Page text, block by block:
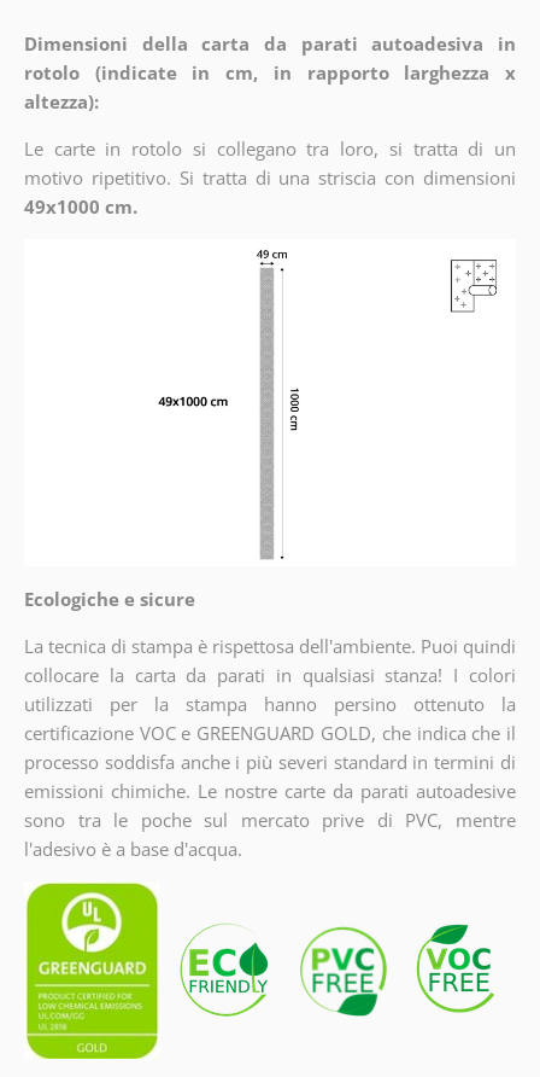
Dimensioni della carta da parati autoadesiva in
rotolo (indicate in cm, in rapporto larghezza x
altezza):
Le carte in rotolo si collegano tra loro, si tratta di un
motivo ripetitivo. Si tratta di una striscia con dimensioni
49x1000 cm.
Ecologiche e sicure
La tecnica di stampa è rispettosa dell'ambiente. Puoi quindi
collocare la carta da parati in qualsiasi stanza! I colori
utilizzati per la stampa hanno persino ottenuto la
certificazione VOC e GREENGUARD GOLD, che indica che il
processo soddisfa anche i più severi standard in termini di
emissioni chimiche. Le nostre carte da parati autoadesive
sono tra le poche sul mercato prive di PVC, mentre
l'adesivo è a base d'acqua.